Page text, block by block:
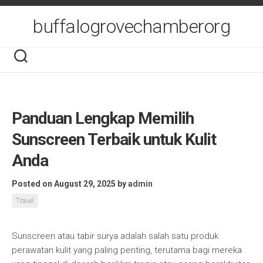
Skip
buffalogrovechamberorg
Panduan Lengkap Memilih
Sunscreen Terbaik untuk Kulit
Anda
Posted on August 29, 2025 byadmin
Travel
Sunscreen atau tabir surya adalah salah satu produk
perawatan kulit yang paling penting, terutama bagi mereka